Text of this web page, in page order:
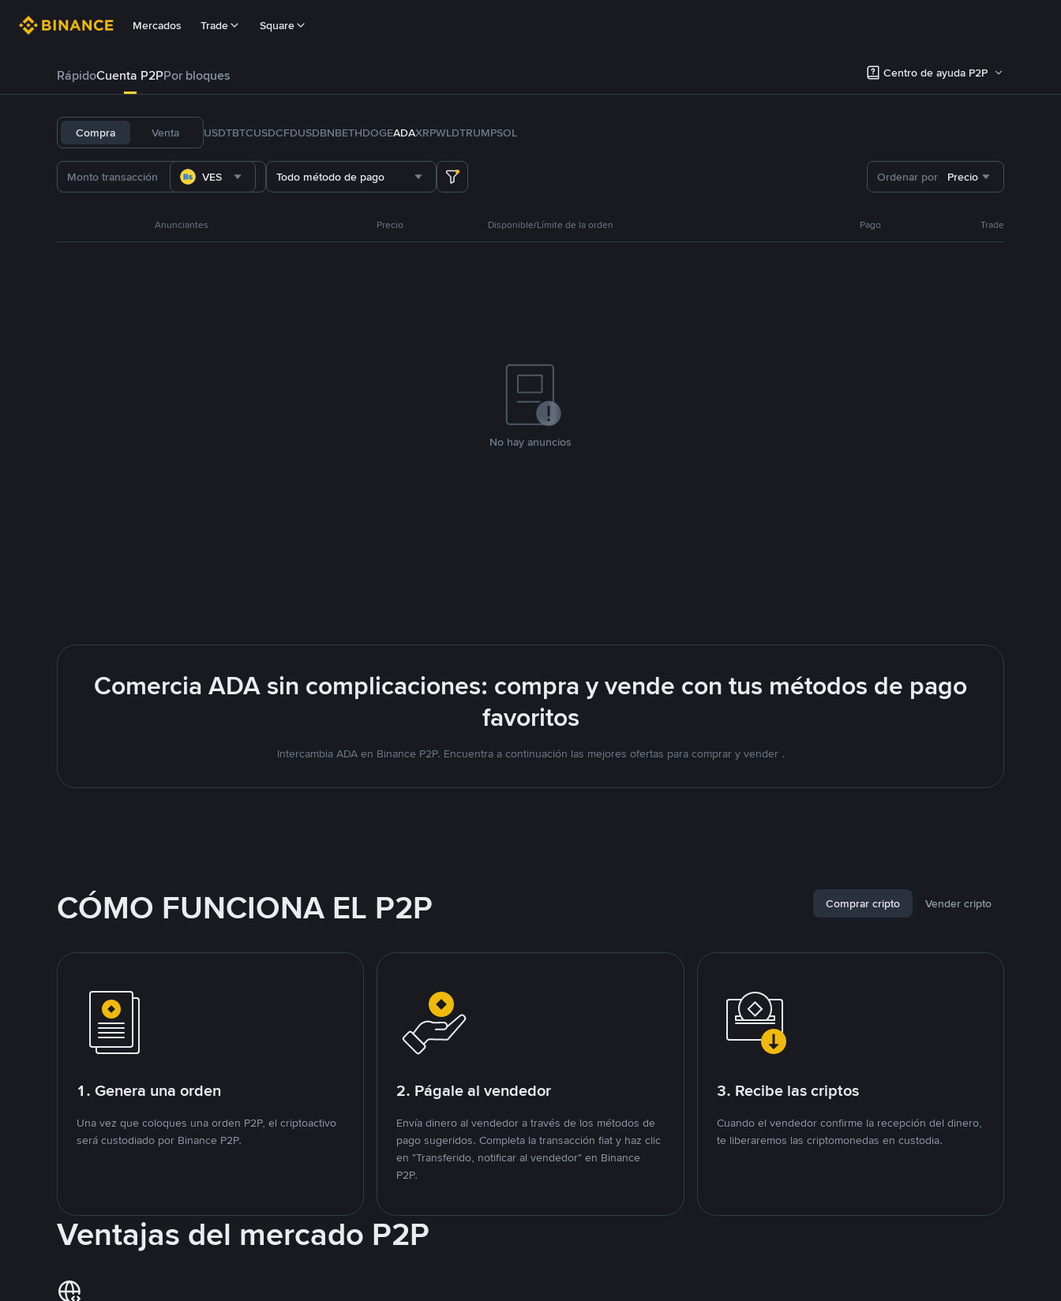
Mercados Trade Square
RápidoCuenta P2PPor bloques Centro de ayuda P2P
Compra Venta USDTBTCUSDCFDUSDBNBETHDOGEADAXRPWLDTRUMPSOL
VES Todo método de pago Ordenar por Precio
Anunciantes Precio Disponible/Límite de la orden Pago Trade
No hay anuncios
Comercia ADA sin complicaciones: compra y vende con tus métodos de pago
favoritos
Intercambia ADA en Binance P2P. Encuentra a continuación las mejores ofertas para comprar y vender .
CÓMO FUNCIONA EL P2P Comprar cripto Vender cripto
1. Genera una orden
Una vez que coloques una orden P2P, el criptoactivo
será custodiado por Binance P2P.
2. Págale al vendedor
Envía dinero al vendedor a través de los métodos de
pago sugeridos. Completa la transacción fiat y haz clic
en "Transferido, notificar al vendedor" en Binance
P2P.
3. Recibe las criptos
Cuando el vendedor confirme la recepción del dinero,
te liberaremos las criptomonedas en custodia.
Ventajas del mercado P2P